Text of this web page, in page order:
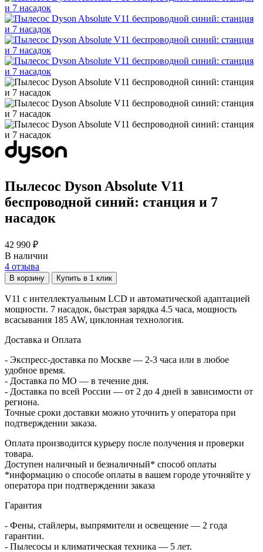
Пылесос Dyson Absolute V11
беспроводной синий: станция и 7
насадок
42 990 ₽
В наличии
4 отзыва
В корзину Купить в 1 клик
V11 с интеллектуальным LCD и автоматической адаптацией
мощности. 7 насадок, быстрая зарядка 4.5 часа, мощность
всасывания 185 AW, циклонная технология.
Доставка и Оплата
- Экспресс-доставка по Москве — 2-3 часа или в любое
удобное время.
- Доставка по МО — в течение дня.
- Доставка по всей России — от 2 до 4 дней в зависимости от
региона.
Точные сроки доставки можно уточнить у оператора при
подтверждении заказа.
Оплата производится курьеру после получения и проверки
товара.
Доступен наличный и безналичный* способ оплаты
*информацию о способе оплаты в вашем городе уточняйте у
оператора при подтверждении заказа
Гарантия
- Фены, стайлеры, выпрямители и освещение — 2 года
гарантии.
- Пылесосы и климатическая техника — 5 лет.